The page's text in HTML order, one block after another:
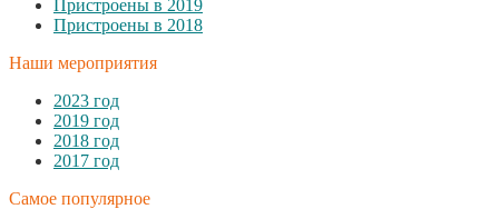
Пристроены в 2019
Пристроены в 2018
Наши мероприятия
2023 год
2019 год
2018 год
2017 год
Самое популярное